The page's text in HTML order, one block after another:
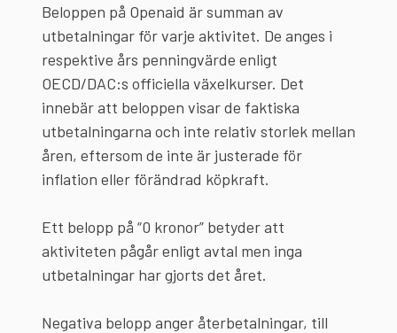
Beloppen på Openaid är summan av
utbetalningar för varje aktivitet. De anges i
respektive års penningvärde enligt
OECD/DAC:s officiella växelkurser. Det
innebär att beloppen visar de faktiska
utbetalningarna och inte relativ storlek mellan
åren, eftersom de inte är justerade för
inflation eller förändrad köpkraft.
Ett belopp på “0 kronor” betyder att
aktiviteten pågår enligt avtal men inga
utbetalningar har gjorts det året.
Negativa belopp anger återbetalningar, till